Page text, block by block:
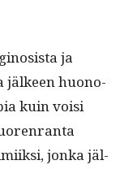
ja
jäl­keen huono­
kuin voisi
jon­ka jäl­